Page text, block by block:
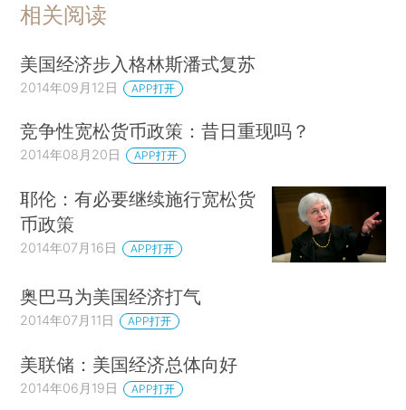
相关阅读
美国经济步入格林斯潘式复苏
2014年09月12日 APP打开
竞争性宽松货币政策：昔日重现吗？
2014年08月20日 APP打开
耶伦：有必要继续施行宽松货
币政策
2014年07月16日 APP打开
奥巴马为美国经济打气
2014年07月11日 APP打开
美联储：美国经济总体向好
2014年06月19日 APP打开